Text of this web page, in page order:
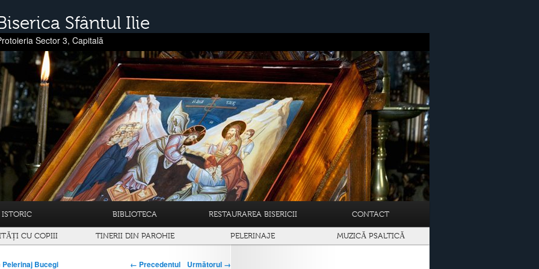
Sfântul Ilie
Sector 3, Capitală
ISTORIC BIBLIOTECA RESTAURAREA BISERICII CONTACT
CU COPIII TINERII DIN PAROHIE PELERINAJE MUZICĂ PSALTICĂ
← Precedentul Următorul →
Pelerinaj Bucegi